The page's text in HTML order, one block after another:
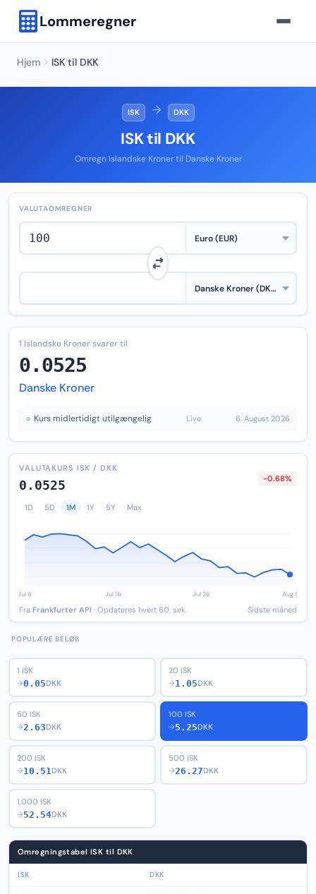
Lommeregner
Hjem ISK til DKK
ISK → DKK
ISK til DKK
Omregn Islandske Kroner til Danske Kroner
VALUTAOMREGNER
1 Islandske Kroner svarer til
0.0525
Danske Kroner
Kurs midlertidigt utilgængelig Live 6. August 2026
VALUTAKURS ISK / DKK
0.0525 -0.68%
1D 5D 1M 1Y 5Y Max
Fra Frankfurter API · Opdateres hvert 60. sek. Sidste måned
POPULÆRE BELØB
1 ISK
→0.05DKK
20 ISK
→1.05DKK
50 ISK
→2.63DKK
100 ISK
→5.25DKK
200 ISK
→10.51DKK
500 ISK
→26.27DKK
1,000 ISK
→52.54DKK
Omregningstabel ISK til DKK
ISK DKK